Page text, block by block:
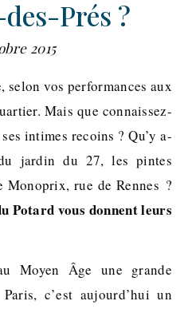
Prés ?
2015
Mais que connaissez-
intimes recoins ? Qu’y a-
jardin du 27, les pintes
rue de Rennes ?
Potard vous donnent leurs
Moyen Âge une grande
c’est aujourd’hui un